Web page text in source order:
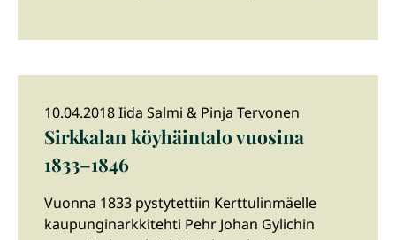
10.04.2018 Iida Salmi & Pinja Tervonen
Sirkkalan köyhäintalo vuosina
1833–1846
Vuonna 1833 pystytettiin Kerttulinmäelle
kaupunginarkkitehti Pehr Johan Gylichin